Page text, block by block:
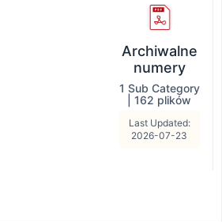
Archiwalne
numery
1 Sub Category
162 plików
Last Updated:
2026-07-23